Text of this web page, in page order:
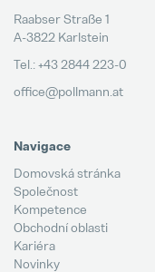
Raabser Straße 1
A-3822 Karlstein
Tel.: +43 2844 223-0
office@pollmann.at
Navigace
Domovská stránka
Společnost
Kompetence
Obchodní oblasti
Kariéra
Novinky